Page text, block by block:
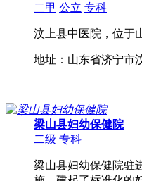
二甲 公立 专科
汶上县中医院，位于
地址：山东省济宁市
梁山县妇幼保健院
二级 专科
梁山县妇幼保健院驻